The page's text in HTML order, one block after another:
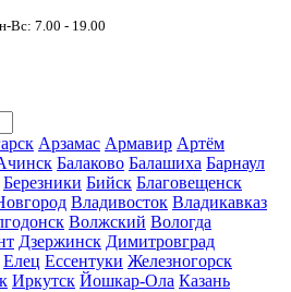
Вс: 7.00 - 19.00
Арзамас Армавир Артём
Балаково Балашиха Барнаул
Березники Бийск Благовещенск
Владивосток Владикавказ
Волжский Вологда
Дзержинск Димитровград
Елец Ессентуки Железногорск
Иркутск Йошкар-Ола Казань